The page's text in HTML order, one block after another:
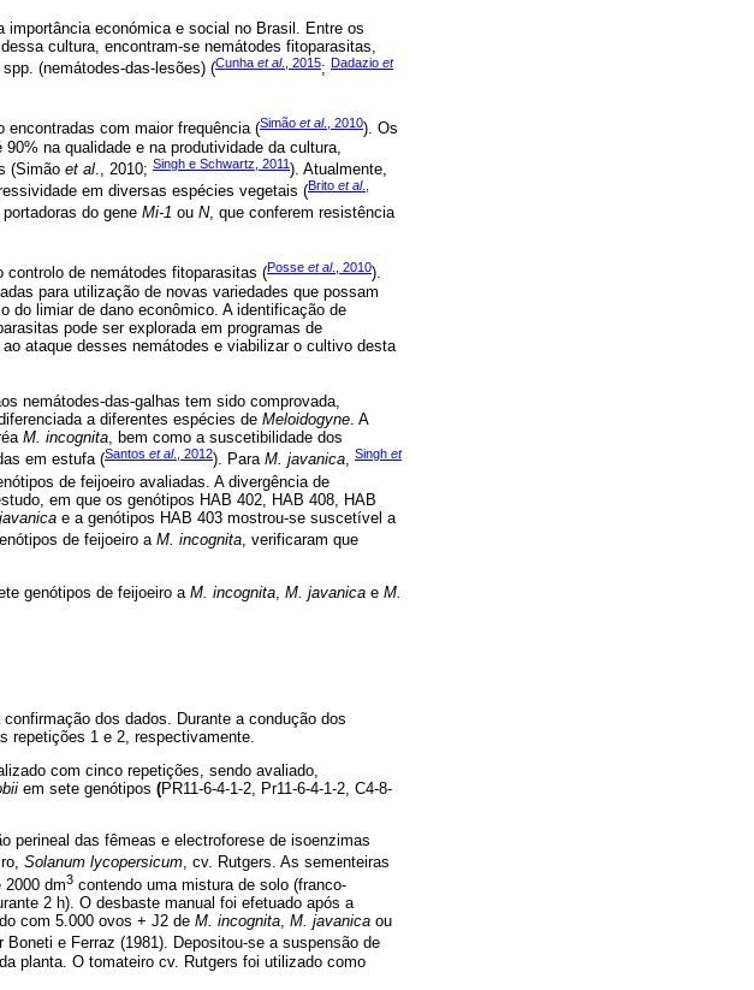
importância económica e social no Brasil. Entre os
cultura, encontram-se nemátodes fitoparasitas,
spp. (nemátodes-das-lesões) (Cunha et al., 2015; Dadazio et
encontradas com maior frequência (Simão et al., 2010). Os
na qualidade e na produtividade da cultura,
(Simão et al ., 2010; Singh e Schwartz, 2011). Atualmente,
em diversas espécies vegetais (Brito et al.,
do gene Mi-1 ou N, que conferem resistência
de nemátodes fitoparasitas (Posse et al., 2010).
para utilização de novas variedades que possam
do limiar de dano econômico. A identificação de
pode ser explorada em programas de
ataque desses nemátodes e viabilizar o cultivo desta
nemátodes-das-galhas tem sido comprovada,
a diferentes espécies de Meloidogyne. A
M. incognita, bem como a suscetibilidade dos
em estufa (Santos et al., 2012). Para M. javanica, Singh et
de feijoeiro avaliadas. A divergência de
em que os genótipos HAB 402, HAB 408, HAB
e a genótipos HAB 403 mostrou-se suscetível a
de feijoeiro a M. incognita, verificaram que
genótipos de feijoeiro a M. incognita M. javanica e M.
dos dados. Durante a condução dos
repetições 1 e 2, respectivamente.
com cinco repetições, sendo avaliado,
em sete genótipos (PR11-6-4-1-2, Pr11-6-4-1-2, C4-8-
perineal das fêmeas e electroforese de isoenzimas
Solanum lycopersicum, cv. Rutgers. As sementeiras
2000 dm3 contendo uma mistura de solo (franco-
2 h). O desbaste manual foi efetuado após a
com 5.000 ovos + J2 de M. incognita, M. javanica ou
Boneti e Ferraz (1981). Depositou-se a suspensão de
planta. O tomateiro cv. Rutgers foi utilizado como